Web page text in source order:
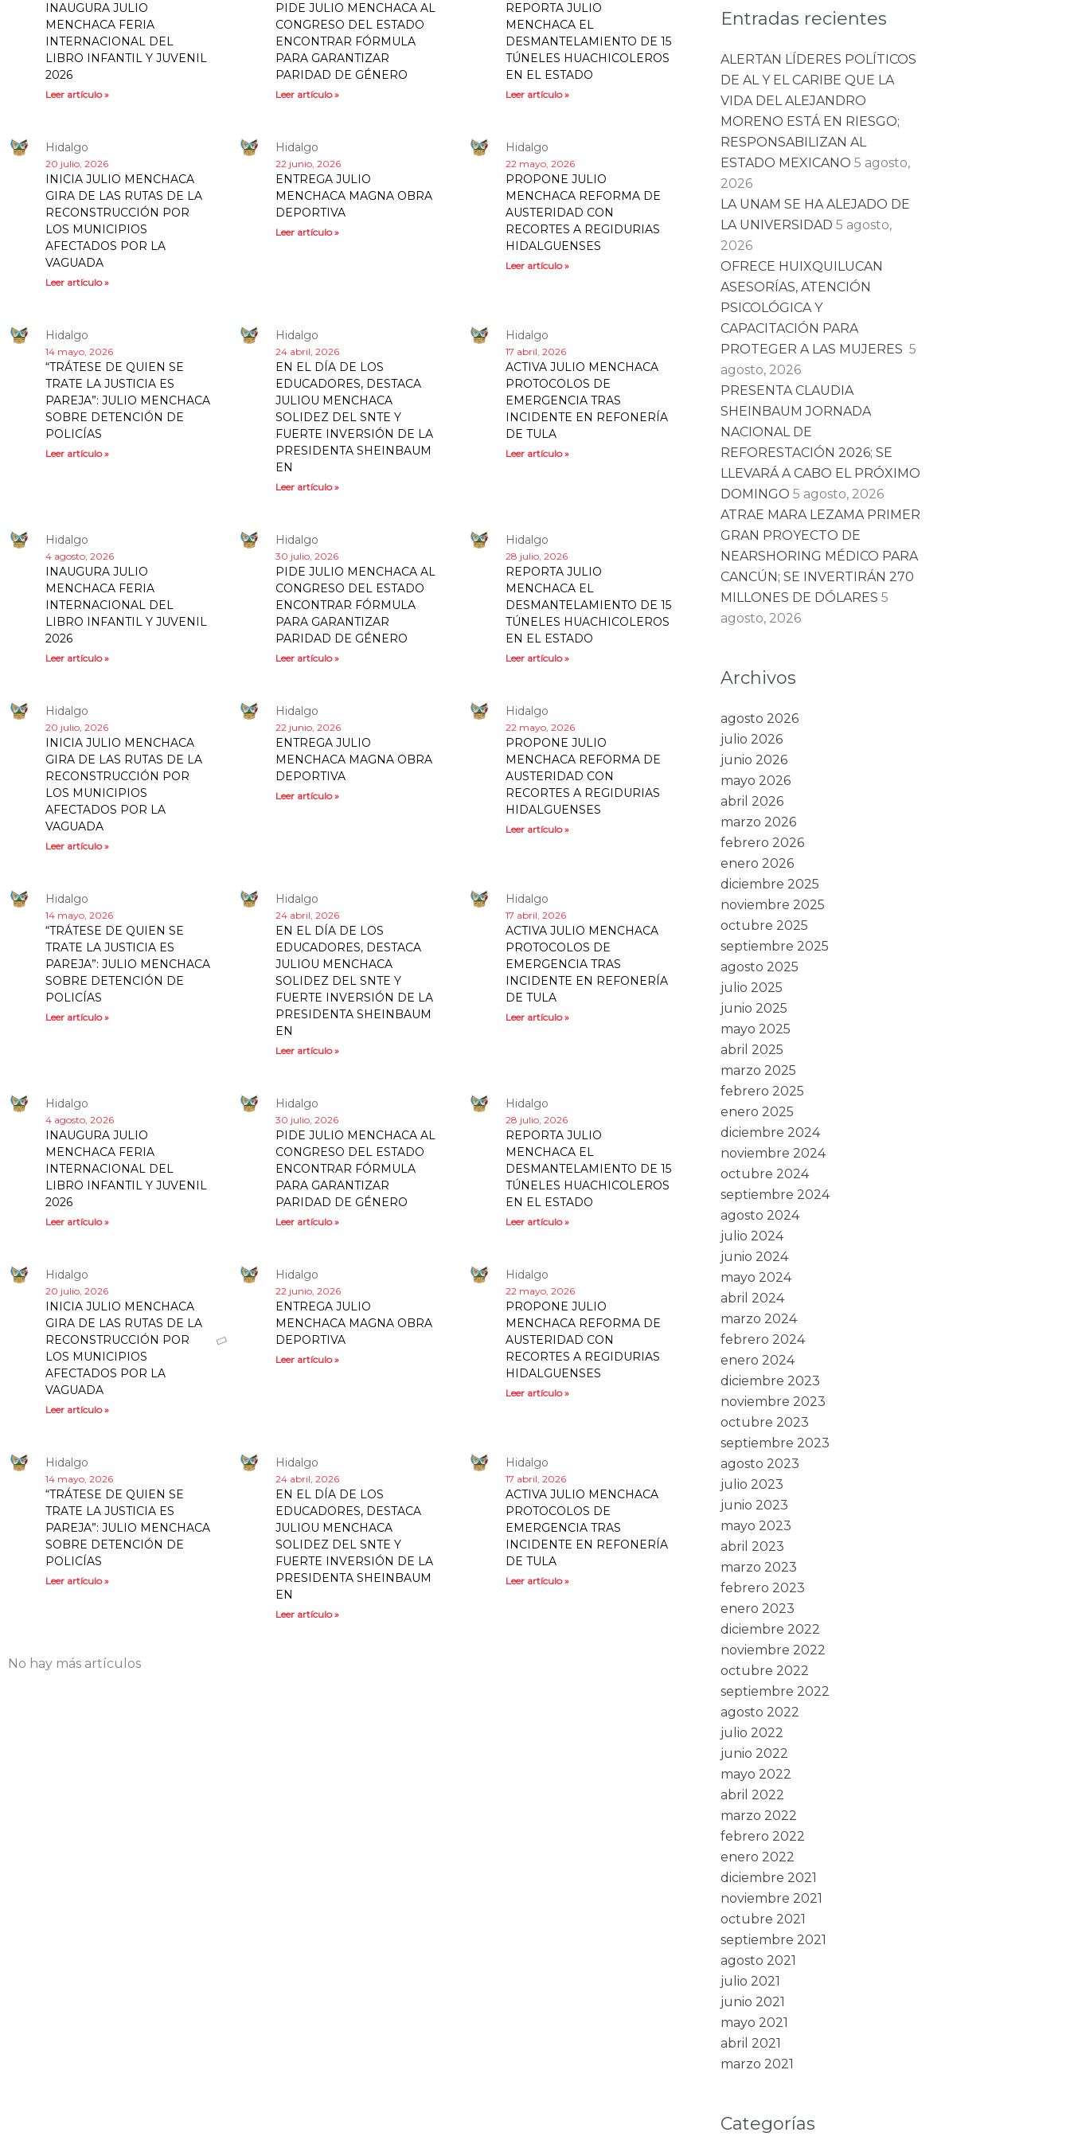
INAUGURA JULIO
MENCHACA FERIA
INTERNACIONAL DEL
LIBRO INFANTIL Y JUVENIL
2026
Leer artículo »
PIDE JULIO MENCHACA AL
CONGRESO DEL ESTADO
ENCONTRAR FÓRMULA
PARA GARANTIZAR
PARIDAD DE GÉNERO
Leer artículo »
REPORTA JULIO
MENCHACA EL
DESMANTELAMIENTO DE 15
TÚNELES HUACHICOLEROS
EN EL ESTADO
Leer artículo »
Hidalgo
20 julio, 2026
INICIA JULIO MENCHACA
GIRA DE LAS RUTAS DE LA
RECONSTRUCCIÓN POR
LOS MUNICIPIOS
AFECTADOS POR LA
VAGUADA
Leer artículo »
Hidalgo
22 junio, 2026
ENTREGA JULIO
MENCHACA MAGNA OBRA
DEPORTIVA
Leer artículo »
Hidalgo
22 mayo, 2026
PROPONE JULIO
MENCHACA REFORMA DE
AUSTERIDAD CON
RECORTES A REGIDURIAS
HIDALGUENSES
Leer artículo »
Hidalgo
14 mayo, 2026
“TRÁTESE DE QUIEN SE
TRATE LA JUSTICIA ES
PAREJA”: JULIO MENCHACA
SOBRE DETENCIÓN DE
POLICÍAS
Leer artículo »
Hidalgo
24 abril, 2026
EN EL DÍA DE LOS
EDUCADORES, DESTACA
JULIOU MENCHACA
SOLIDEZ DEL SNTE Y
FUERTE INVERSIÓN DE LA
PRESIDENTA SHEINBAUM
EN
Leer artículo »
Hidalgo
17 abril, 2026
ACTIVA JULIO MENCHACA
PROTOCOLOS DE
EMERGENCIA TRAS
INCIDENTE EN REFONERÍA
DE TULA
Leer artículo »
Hidalgo
4 agosto, 2026
INAUGURA JULIO
MENCHACA FERIA
INTERNACIONAL DEL
LIBRO INFANTIL Y JUVENIL
2026
Leer artículo »
Hidalgo
30 julio, 2026
PIDE JULIO MENCHACA AL
CONGRESO DEL ESTADO
ENCONTRAR FÓRMULA
PARA GARANTIZAR
PARIDAD DE GÉNERO
Leer artículo »
Hidalgo
28 julio, 2026
REPORTA JULIO
MENCHACA EL
DESMANTELAMIENTO DE 15
TÚNELES HUACHICOLEROS
EN EL ESTADO
Leer artículo »
Hidalgo
20 julio, 2026
INICIA JULIO MENCHACA
GIRA DE LAS RUTAS DE LA
RECONSTRUCCIÓN POR
LOS MUNICIPIOS
AFECTADOS POR LA
VAGUADA
Leer artículo »
Hidalgo
22 junio, 2026
ENTREGA JULIO
MENCHACA MAGNA OBRA
DEPORTIVA
Leer artículo »
Hidalgo
22 mayo, 2026
PROPONE JULIO
MENCHACA REFORMA DE
AUSTERIDAD CON
RECORTES A REGIDURIAS
HIDALGUENSES
Leer artículo »
Hidalgo
14 mayo, 2026
“TRÁTESE DE QUIEN SE
TRATE LA JUSTICIA ES
PAREJA”: JULIO MENCHACA
SOBRE DETENCIÓN DE
POLICÍAS
Leer artículo »
Hidalgo
24 abril, 2026
EN EL DÍA DE LOS
EDUCADORES, DESTACA
JULIOU MENCHACA
SOLIDEZ DEL SNTE Y
FUERTE INVERSIÓN DE LA
PRESIDENTA SHEINBAUM
EN
Leer artículo »
Hidalgo
17 abril, 2026
ACTIVA JULIO MENCHACA
PROTOCOLOS DE
EMERGENCIA TRAS
INCIDENTE EN REFONERÍA
DE TULA
Leer artículo »
Hidalgo
4 agosto, 2026
INAUGURA JULIO
MENCHACA FERIA
INTERNACIONAL DEL
LIBRO INFANTIL Y JUVENIL
2026
Leer artículo »
Hidalgo
30 julio, 2026
PIDE JULIO MENCHACA AL
CONGRESO DEL ESTADO
ENCONTRAR FÓRMULA
PARA GARANTIZAR
PARIDAD DE GÉNERO
Leer artículo »
Hidalgo
28 julio, 2026
REPORTA JULIO
MENCHACA EL
DESMANTELAMIENTO DE 15
TÚNELES HUACHICOLEROS
EN EL ESTADO
Leer artículo »
Hidalgo
20 julio, 2026
INICIA JULIO MENCHACA
GIRA DE LAS RUTAS DE LA
RECONSTRUCCIÓN POR
LOS MUNICIPIOS
AFECTADOS POR LA
VAGUADA
Leer artículo »
Hidalgo
22 junio, 2026
ENTREGA JULIO
MENCHACA MAGNA OBRA
DEPORTIVA
Leer artículo »
Hidalgo
22 mayo, 2026
PROPONE JULIO
MENCHACA REFORMA DE
AUSTERIDAD CON
RECORTES A REGIDURIAS
HIDALGUENSES
Leer artículo »
Hidalgo
14 mayo, 2026
“TRÁTESE DE QUIEN SE
TRATE LA JUSTICIA ES
PAREJA”: JULIO MENCHACA
SOBRE DETENCIÓN DE
POLICÍAS
Leer artículo »
Hidalgo
24 abril, 2026
EN EL DÍA DE LOS
EDUCADORES, DESTACA
JULIOU MENCHACA
SOLIDEZ DEL SNTE Y
FUERTE INVERSIÓN DE LA
PRESIDENTA SHEINBAUM
EN
Leer artículo »
Hidalgo
17 abril, 2026
ACTIVA JULIO MENCHACA
PROTOCOLOS DE
EMERGENCIA TRAS
INCIDENTE EN REFONERÍA
DE TULA
Leer artículo »
No hay más artículos
Entradas recientes
ALERTAN LÍDERES POLÍTICOS
DE AL Y EL CARIBE QUE LA
VIDA DEL ALEJANDRO
MORENO ESTÁ EN RIESGO;
RESPONSABILIZAN AL
ESTADO MEXICANO 5 agosto,
2026
LA UNAM SE HA ALEJADO DE
LA UNIVERSIDAD 5 agosto,
2026
OFRECE HUIXQUILUCAN
ASESORÍAS, ATENCIÓN
PSICOLÓGICA Y
CAPACITACIÓN PARA
PROTEGER A LAS MUJERES 5
agosto, 2026
PRESENTA CLAUDIA
SHEINBAUM JORNADA
NACIONAL DE
REFORESTACIÓN 2026; SE
LLEVARÁ A CABO EL PRÓXIMO
DOMINGO 5 agosto, 2026
ATRAE MARA LEZAMA PRIMER
GRAN PROYECTO DE
NEARSHORING MÉDICO PARA
CANCÚN; SE INVERTIRÁN 270
MILLONES DE DÓLARES 5
agosto, 2026
Archivos
agosto 2026
julio 2026
junio 2026
mayo 2026
abril 2026
marzo 2026
febrero 2026
enero 2026
diciembre 2025
noviembre 2025
octubre 2025
septiembre 2025
agosto 2025
julio 2025
junio 2025
mayo 2025
abril 2025
marzo 2025
febrero 2025
enero 2025
diciembre 2024
noviembre 2024
octubre 2024
septiembre 2024
agosto 2024
julio 2024
junio 2024
mayo 2024
abril 2024
marzo 2024
febrero 2024
enero 2024
diciembre 2023
noviembre 2023
octubre 2023
septiembre 2023
agosto 2023
julio 2023
junio 2023
mayo 2023
abril 2023
marzo 2023
febrero 2023
enero 2023
diciembre 2022
noviembre 2022
octubre 2022
septiembre 2022
agosto 2022
julio 2022
junio 2022
mayo 2022
abril 2022
marzo 2022
febrero 2022
enero 2022
diciembre 2021
noviembre 2021
octubre 2021
septiembre 2021
agosto 2021
julio 2021
junio 2021
mayo 2021
abril 2021
marzo 2021
Categorías